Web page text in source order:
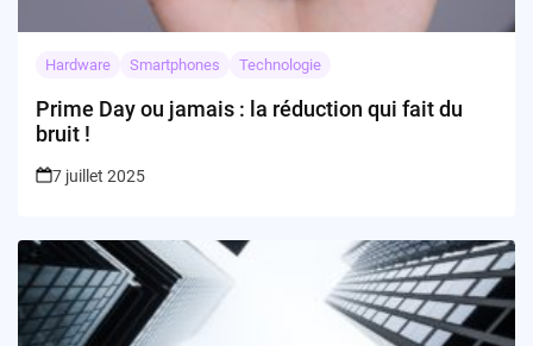
Hardware Smartphones Technologie
Prime Day ou jamais : la réduction qui fait du
bruit !
7 juillet 2025